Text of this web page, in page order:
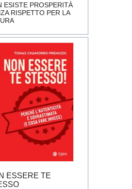
ESISTE PROSPERITÀ
RISPETTO PER LA
ESSERE TE